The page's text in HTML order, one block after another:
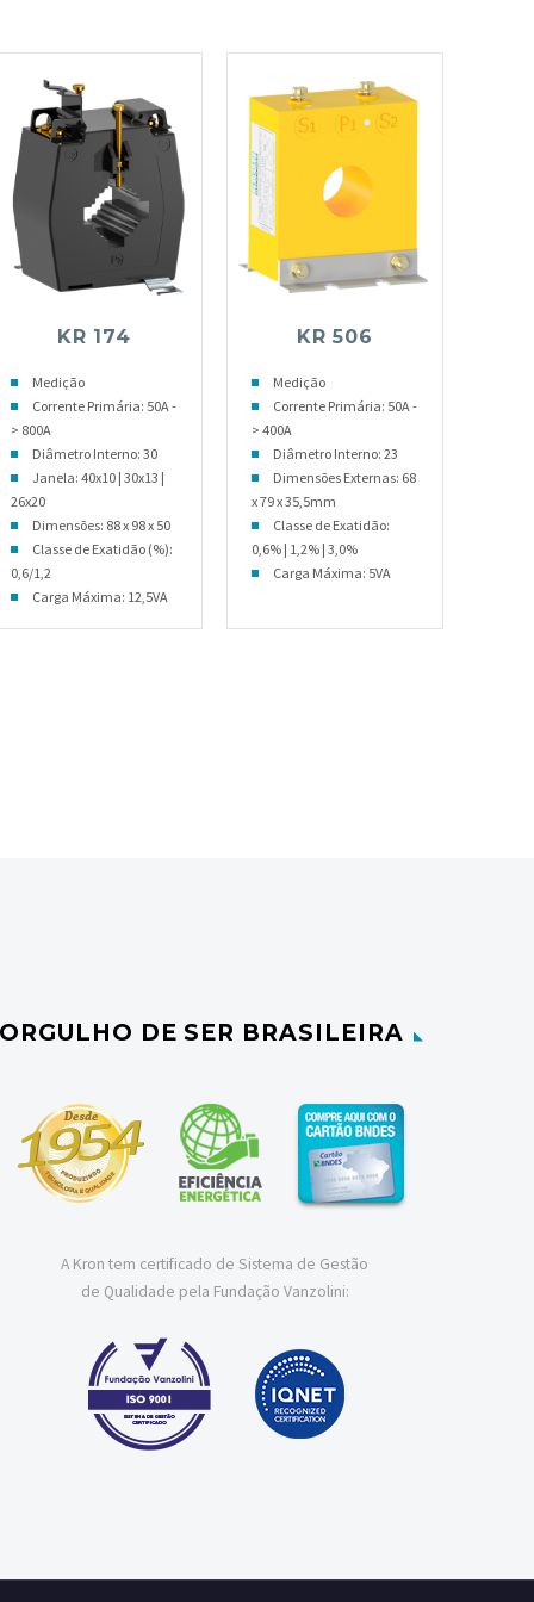
KR 174
Medição
Corrente Primária: 50A -
> 800A
Diâmetro Interno: 30
Janela: 40x10 | 30x13 |
26x20
Dimensões: 88 x 98 x 50
Classe de Exatidão (%):
0,6/1,2
Carga Máxima: 12,5VA
KR 506
Medição
Corrente Primária: 50A -
> 400A
Diâmetro Interno: 23
Dimensões Externas: 68
x 79 x 35,5mm
Classe de Exatidão:
0,6% | 1,2% | 3,0%
Carga Máxima: 5VA
ORGULHO DE SER BRASILEIRA
A Kron tem certificado de Sistema de Gestão
de Qualidade pela Fundação Vanzolini: